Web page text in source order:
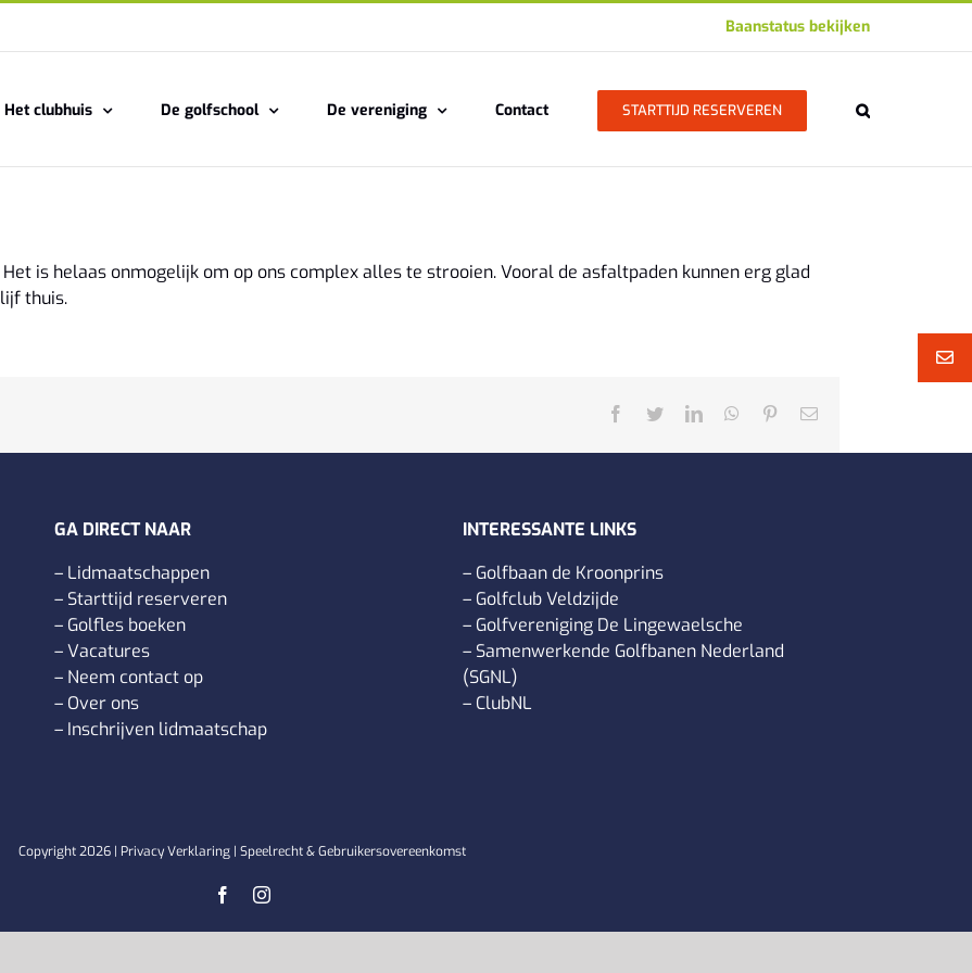
Baanstatus bekijken
Het clubhuis De golfschool De vereniging Contact STARTTIJD RESERVEREN
is helaas onmogelijk om op ons complex alles te strooien. Vooral de asfaltpaden kunnen erg glad
thuis.
Facebook
TwitterLinkedInWhatsApp
Pinterest
E-
GA DIRECT NAAR
– Lidmaatschappen
– Starttijd reserveren
– Golfles boeken
–Vacatures
– Neem contact op
– Over ons
– Inschrijven lidmaatschap
INTERESSANTE LINKS
– Golfbaan de Kroonprins
– Golfclub Veldzijde
– Golfvereniging De Lingewaelsche
– Samenwerkende Golfbanen Nederland
(SGNL)
– ClubNL
Copyright2026 | Privacy Verklaring | Speelrecht & Gebruikersovereenkomst
FacebookInstagram